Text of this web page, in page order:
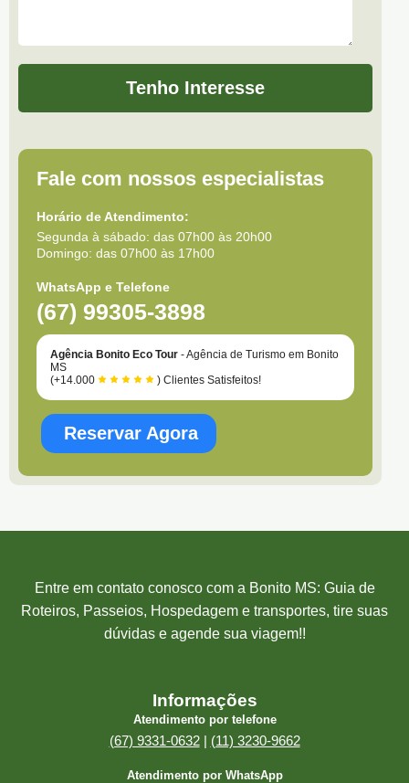
Tenho Interesse
Fale com nossos especialistas
Horário de Atendimento:
Segunda à sábado: das 07h00 às 20h00
Domingo: das 07h00 às 17h00
WhatsApp e Telefone
(67) 99305-3898
Agência Bonito Eco Tour - Agência de Turismo em Bonito
MS
(+14.000
) Clientes Satisfeitos!
Reservar Agora
Entre em contato conosco com a Bonito MS: Guia de
Roteiros, Passeios, Hospedagem e transportes, tire suas
dúvidas e agende sua viagem!!
Informações
Atendimento por telefone
(67) 9331-0632| (11) 3230-9662
Atendimento por WhatsApp